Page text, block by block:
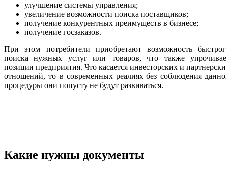
улучшение системы управления;
увеличение возможности поиска поставщиков;
получение конкурентных преимуществ в бизнесе;
получение госзаказов.
При этом потребители приобретают возможность
поиска нужных услуг или товаров, что также
позиции предприятия. Что касается инвесторских и
отношений, то в современных реалиях без соблюдения
процедуры они попусту не будут развиваться.
Какие нужны документы